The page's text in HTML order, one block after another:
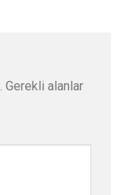
Gerekli alanlar